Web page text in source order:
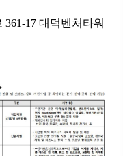
17 대덕벤처타워